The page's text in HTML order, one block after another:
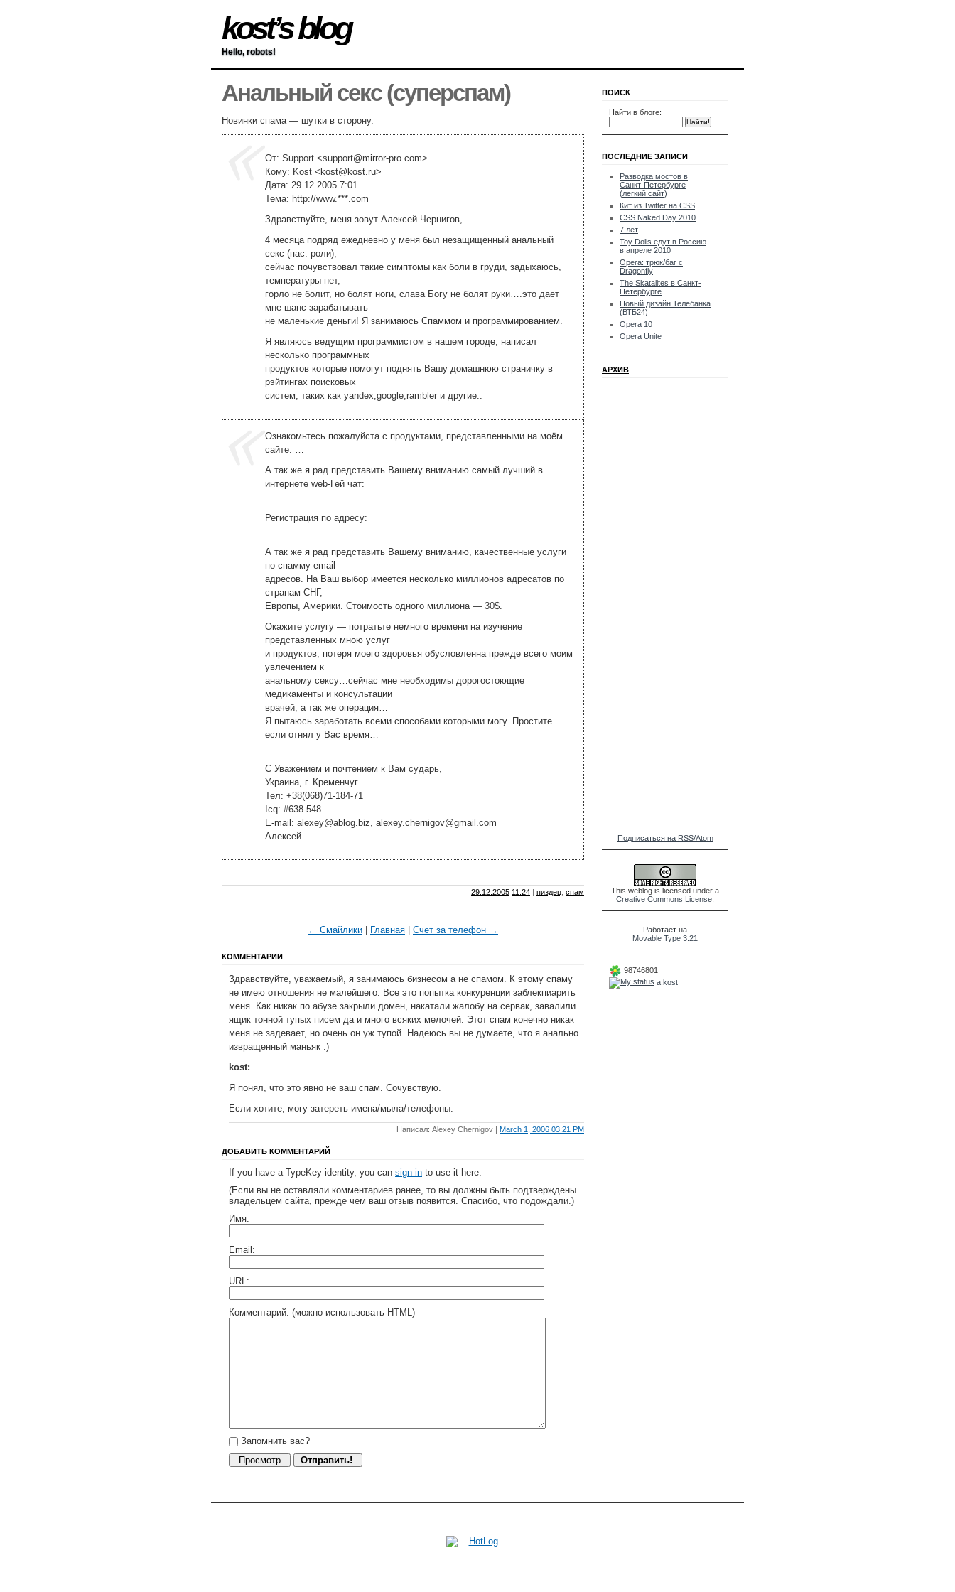
kost’s blog
Hello, robots!
Анальный секс (суперспам)
Новинки спама — шутки в сторону.
От: Support <support@mirror-pro.com>
Кому: Kost < kost@kost.ru>
Дата: 29.12.2005 7:01
Тема: http://www.***.com
Здравствуйте, меня зовут Алексей Чернигов,
4 месяца подряд ежедневно у меня был незащищенный анальный
секс (пас. роли),
сейчас почувствовал такие симптомы как боли в груди, задыхаюсь,
температуры нет,
горло не болит, но болят ноги, слава Богу не болят руки….это дает
мне шанс зарабатывать
не маленькие деньги! Я занимаюсь Спаммом и программированием.
Я являюсь ведущим программистом в нашем городе, написал
несколько программных
продуктов которые помогут поднять Вашу домашнюю страничку в
рэйтингах поисковых
систем, таких как yandex,google,rambler и другие..
Ознакомьтесь пожалуйста с продуктами, представленными на моём
сайте: …
А так же я рад представить Вашему вниманию самый лучший в
интернете web-Гей чат:
…
Регистрация по адресу:
…
А так же я рад представить Вашему вниманию, качественные услуги
по спамму email
адресов. На Ваш выбор имеется несколько миллионов адресатов по
странам СНГ,
Европы, Америки. Стоимость одного миллиона — 30$.
Окажите услугу — потратьте немного времени на изучение
представленных мною услуг
и продуктов, потеря моего здоровья обусловленна прежде всего моим
увлечением к
анальному сексу…сейчас мне необходимы дорогостоющие
медикаменты и консультации
врачей, а так же операция…
Я пытаюсь заработать всеми способами которыми могу..Простите
если отнял у Вас время…
С Уважением и почтением к Вам сударь,
Украина, г. Кременчуг
Тел: +38(068)71-184-71
Icq: #638-548
E-mail: alexey@ablog.biz, alexey.chernigov@gmail.com
Алексей.
29.12.2005 11:24 | пиздец спам
← Смайлики Главная Счет за телефон →
КОММЕНТАРИИ
Здравствуйте, уважаемый, я занимаюсь бизнесом а не спамом. К этому спаму
не имею отношения не малейшего. Все это попытка конкуренции заблекпиарить
меня. Как никак по абузе закрыли домен, накатали жалобу на сервак, завалили
ящик тонной тупых писем да и много всяких мелочей. Этот спам конечно никак
меня не задевает, но очень он уж тупой. Надеюсь вы не думаете, что я анально
извращенный маньяк :)
kost:
Я понял, что это явно не ваш спам. Сочувствую.
Если хотите, могу затереть имена/мыла/телефоны.
Написал: Alexey Chernigov | March 1, 2006 03:21 PM
ДОБАВИТЬ КОММЕНТАРИЙ
If you have a TypeKey identity, you can sign in to use it here.
(Если вы не оставляли комментариев ранее, то вы должны быть подтверждены
владельцем сайта, прежде чем ваш отзыв появится. Спасибо, что подождали.)
Имя:
Email:
URL:
Комментарий: (можно использовать HTML)
Запомнить вас?
ПОИСК
Найти в блоге:
ПОСЛЕДНИЕ ЗАПИСИ
Разводка мостов в
Санкт-Петербурге
(легкий сайт)
Кит из Twitter на CSS
CSS Naked Day 2010
7 лет
Toy Dolls едут в Россию
в апреле 2010
Opera: трюк/баг с
Dragonfly
The Skatalites в Санкт-
Петербурге
Новый дизайн Телебанка
(ВТБ24)
Opera 10
Opera Unite
АРХИВ
Подписаться на RSS/Atom
This weblog is licensed under a
Creative Commons License
Работает на
Movable Type 3.21
98746801
a.kost